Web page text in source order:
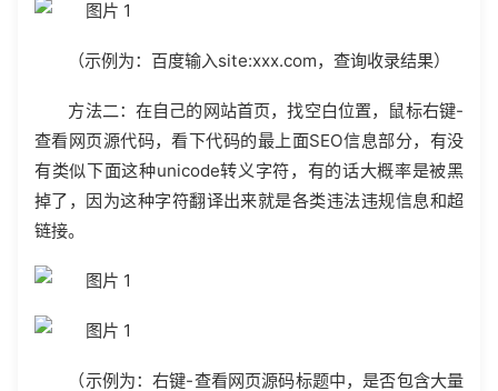
（示例为：百度输入site:xxx.com，查询收录结果）
方法二：在自己的网站首页，找空白位置，鼠标右键-
查看网页源代码，看下代码的最上面SEO信息部分，有没
有类似下面这种unicode转义字符，有的话大概率是被黑
掉了，因为这种字符翻译出来就是各类违法违规信息和超
链接。
（示例为：右键-查看网页源码标题中，是否包含大量